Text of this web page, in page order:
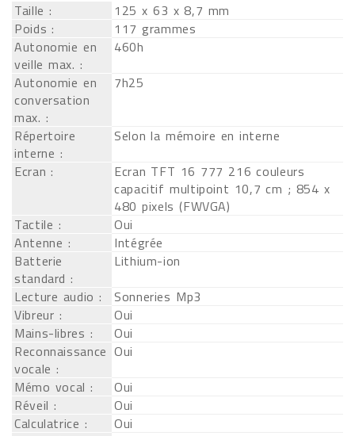
Taille :
125 x 63 x 8,7 mm
Poids :
117 grammes
Autonomie en
veille max. :
460h
Autonomie en
conversation
max. :
7h25
Répertoire
interne :
Selon la mémoire en interne
Ecran :
Ecran TFT 16 777 216 couleurs
capacitif multipoint 10,7 cm ; 854 x
480 pixels (FWVGA)
Tactile :
Oui
Antenne :
Intégrée
Batterie
standard :
Lithium-ion
Lecture audio :
Sonneries Mp3
Vibreur :
Oui
Mains-libres :
Oui
Reconnaissance
vocale :
Oui
Mémo vocal :
Oui
Réveil :
Oui
Calculatrice :
Oui